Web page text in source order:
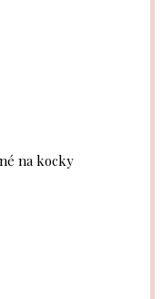
na kocky